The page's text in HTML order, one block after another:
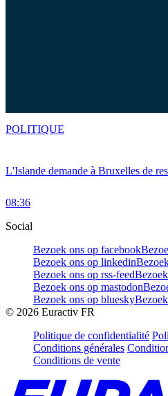
L'Islande demande à Bruxelles de
08:36
POLITIQUE
Social
Bezoek ons op facebook
Bezoek ons op linkedin
Bezoek ons op rss-feed
Bezoek ons op mastodon
Bezoek ons op bluesky
© 2026 Euractiv FR
Politique de confidentialité
Conditions générales
Conditions de vente